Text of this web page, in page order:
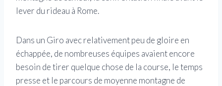
lever du rideau à Rome.
Dans un Giro avec relativement peu de gloire en
échappée, de nombreuses équipes avaient encore
besoin de tirer quelque chose de la course, le temps
presse et le parcours de moyenne montagne de